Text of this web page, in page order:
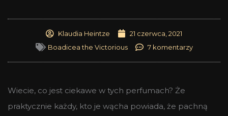
Klaudia Heintze
21 czerwca, 2021
Boadicea the Victorious
7 komentarzy
Wiecie, co jest ciekawe w tych perfumach? Że
praktycznie każdy, kto je wącha powiada, że pachną